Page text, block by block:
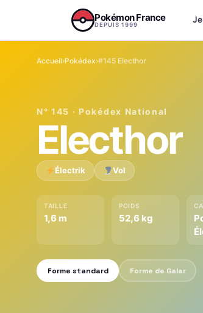
Pokémon France
DEPUIS 1999
Accueil›Pokédex›#145 Electhor
N° 145 · Pokédex National
Electhor
Électrik Vol
TAILLE
1,6 m
POIDS
52,6 kg
Forme standard Forme de Galar